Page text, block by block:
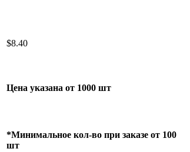
$8.40
Цена указана от 1000 шт
*Минимальное кол-во при заказе от 100
шт